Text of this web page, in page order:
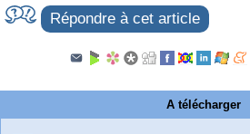
Répondre à cet article
A télécharger